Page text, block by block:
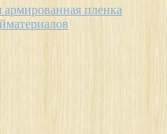
армированная пленка